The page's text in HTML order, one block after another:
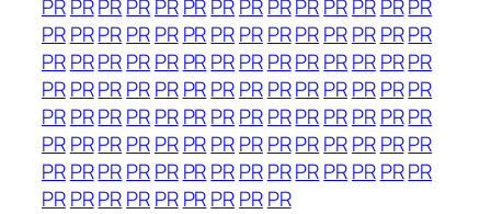
PRPRPRPRPR PRPRPRPRPRPRPR PRPR
PRPRPRPRPR PRPRPRPRPRPRPR PRPR
PRPRPRPRPR PRPRPRPRPRPRPR PRPR
PRPRPRPRPR PRPRPRPRPRPRPR PRPR
PRPRPRPRPR PRPRPRPRPRPRPR PRPR
PRPRPRPRPR PRPRPRPRPRPRPR PRPR
PRPRPRPRPR PRPRPRPRPRPRPR PRPR
PRPRPRPRPR PRPRPRPR